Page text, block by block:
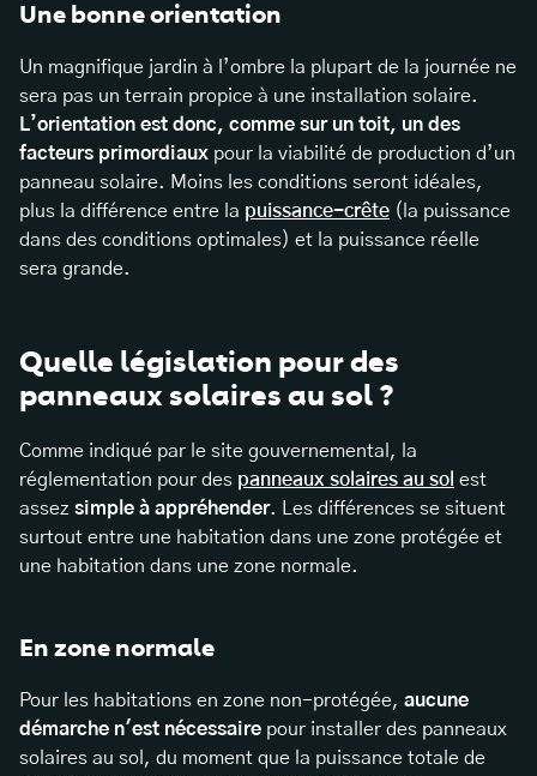
Une bonne orientation
Un magnifique jardin à l’ombre la plupart de la journée ne
sera pas un terrain propice à une installation solaire.
L’orientation est donc, comme sur un toit, un des
facteurs primordiaux pour la viabilité de production d’un
panneau solaire. Moins les conditions seront idéales,
plus la différence entre la puissance-crête (la puissance
dans des conditions optimales) et la puissance réelle
sera grande.
Quelle législation pour des
panneaux solaires au sol ?
Comme indiqué par le site gouvernemental, la
réglementation pour des panneaux solaires au sol est
assez simple à appréhender. Les différences se situent
surtout entre une habitation dans une zone protégée et
une habitation dans une zone normale.
En zone normale
Pour les habitations en zone non-protégée, aucune
démarche n'est nécessaire pour installer des panneaux
solaires au sol, du moment que la puissance totale de